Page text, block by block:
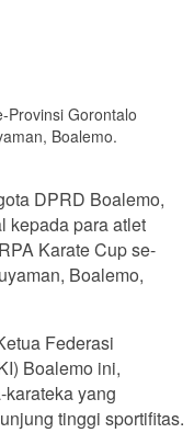
DPRD Boalemo,
kepada para atlet
Karate Cup se-
Boalemo,
Federasi
Boalemo ini,
yang
tinggi sportifitas.